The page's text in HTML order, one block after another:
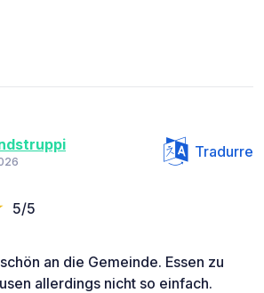
Tradurre
5/5
an die Gemeinde. Essen zu
allerdings nicht so einfach.